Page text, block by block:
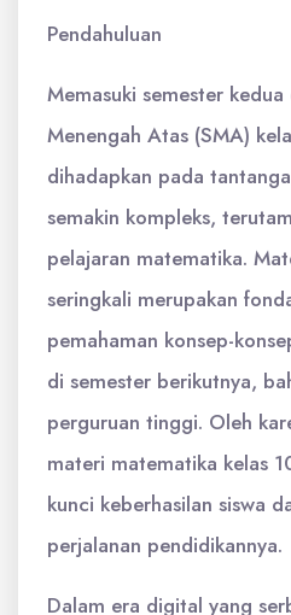
Pendahuluan
Memasuki semester
Menengah Atas (SMA)
dihadapkan pada
semakin kompleks,
pelajaran matematika.
seringkali merupakan
pemahaman konsep-
di semester berikutnya,
perguruan tinggi. Oleh
materi matematika kelas
kunci keberhasilan siswa
perjalanan pendidikannya.
Dalam era digital yang